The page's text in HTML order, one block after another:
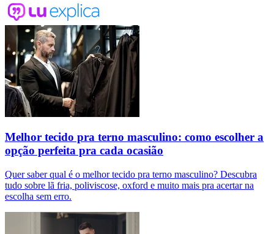
Melhor tecido pra terno masculino: como escolher a
opção perfeita pra cada ocasião
Quer saber qual é o melhor tecido pra terno masculino? Descubra
tudo sobre lã fria, poliviscose, oxford e muito mais pra acertar na
escolha sem erro.